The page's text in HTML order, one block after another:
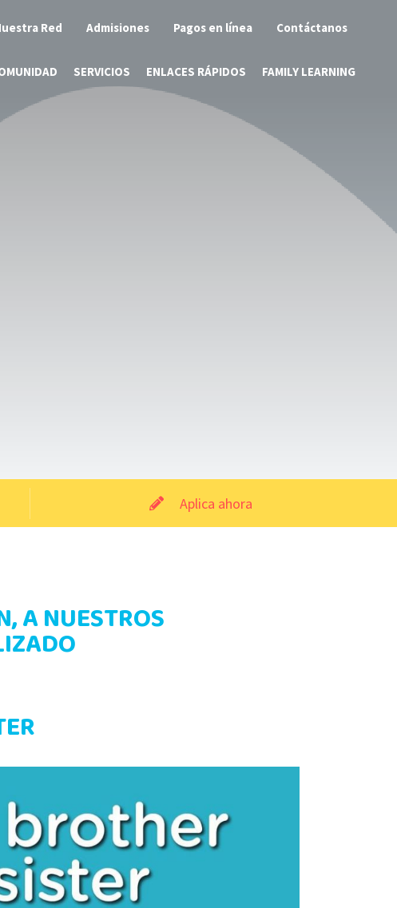
Red Admisiones Pagos en línea Contáctanos
SERVICIOS ENLACES RÁPIDOS FAMILY LEARNING
Aplica ahora
A NUESTROS